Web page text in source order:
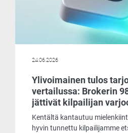
24.06.2026
Ylivoimainen tulos
vertailussa: Brokerin
jättivät kilpailijan
Kentältä kantautuu
hyvin tunnettu kilpailijamme